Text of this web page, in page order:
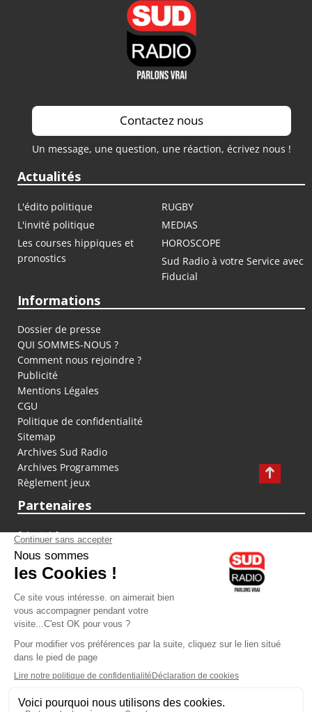
Contactez nous
Un message, une question, une réaction, écrivez nous !
Actualités
L'édito politique
RUGBY
L'invité politique
MEDIAS
Les courses hippiques et
pronostics
HOROSCOPE
Sud Radio à votre Service avec
Fiducial
Informations
Dossier de presse
QUI SOMMES-NOUS ?
Comment nous rejoindre ?
Publicité
Mentions Légales
CGU
Politique de confidentialité
Sitemap
Archives Sud Radio
Archives Programmes
Règlement jeux
Partenaires
fiducial.fr
lyoncapitale.fr
olympique-et-lyonnais.com
L'application Iphone / Android
Téléchargez l'application
Les cookies
Gestion des cookies